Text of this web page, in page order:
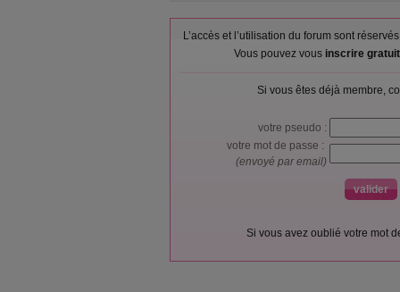
L’accès et l’utilisation du forum sont
Vous pouvez vous inscrire
Si vous êtes déjà membre,
votre pseudo :
votre mot de passe :
(envoyé par email)
Si vous avez oublié votre mot